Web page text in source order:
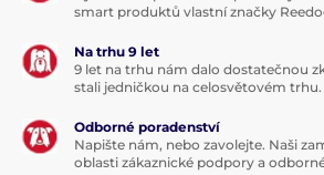
smart produktů vlastní značky
Na trhu 9 let
9 let na trhu nám dalo dostatečnou
stali jedničkou na celosvětovém trhu.
Odborné poradenství
Napište nám, nebo zavolejte. Naši
oblasti zákaznické podpory a